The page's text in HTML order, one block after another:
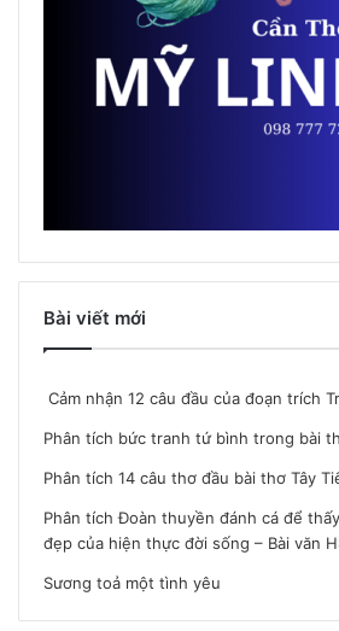
Bài viết mới
Cảm nhận 12 câu đầu của đoạn trích
Phân tích bức tranh tứ bình trong bài
Phân tích 14 câu thơ đầu bài thơ Tây
Phân tích Đoàn thuyền đánh cá để
đẹp của hiện thực đời sống – Bài văn
Sương toả một tình yêu